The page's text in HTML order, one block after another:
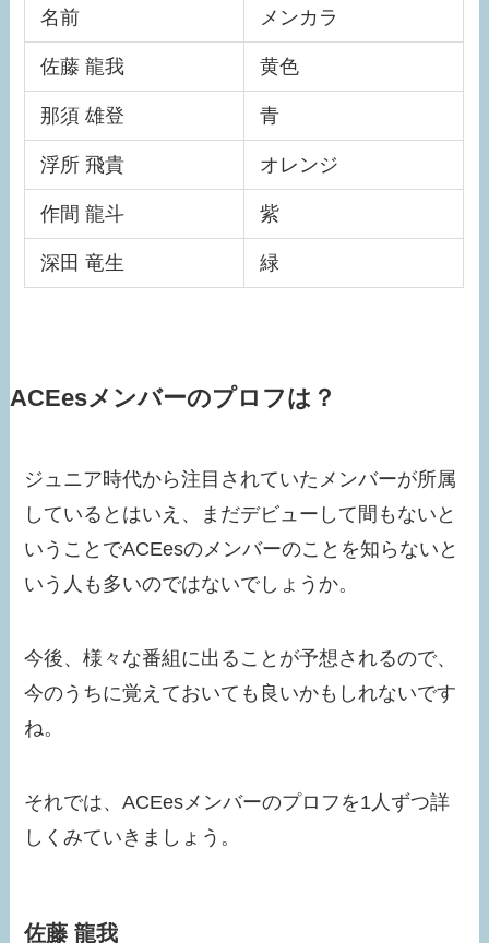
名前 メンカラ
佐藤 龍我 黄色
那須 雄登 青
浮所 飛貴 オレンジ
作間 龍斗 紫
深田 竜生 緑
ACEesメンバーのプロフは？
ジュニア時代から注目されていたメンバーが所属
しているとはいえ、まだデビューして間もないと
いうことでACEesのメンバーのことを知らないと
いう人も多いのではないでしょうか。
今後、様々な番組に出ることが予想されるので、
今のうちに覚えておいても良いかもしれないです
ね。
それでは、ACEesメンバーのプロフを1人ずつ詳
しくみていきましょう。
佐藤 龍我